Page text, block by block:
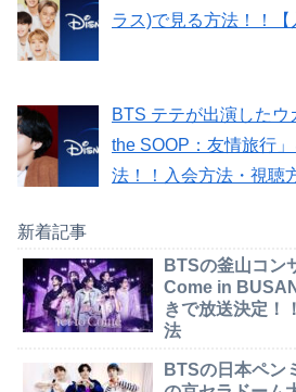
ラス)で見る方法！！【
BTS テテが出演したウ
the SOOP：友情旅行
法！！入会方法・視聴
新着記事
BTSの釜山コン
Come in
きで放送決定！
法
BTSの日本ペン